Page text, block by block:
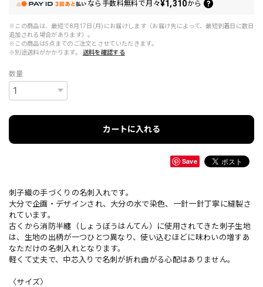
なら 手数料無料で月々¥1,310から
※この商品は、最短で8月17日(月)にお届けします（お届け先によって、最短到着日に数日
追加される場合があります）。
※この商品は5点までのご注文とさせていただきます。
※別途送料がかかります。
送料を確認する
数量
カートに入れる
Save
刺子織の手づくりの名刺入れです。
大分で企画・デザインされ、大分の水で染色、一針一針丁寧に縫製さ
れています。
古くから消防半纏（しょうぼうはんてん）に使用されてきた刺子生地
は、生地の出柄が一つひとつ異なり、使い込むほどに味わいの増すあ
なただけの名刺入れとなります。
軽くて丈夫で、中芯入りで名刺が折れ曲がる心配はありません。
〈サイズ〉